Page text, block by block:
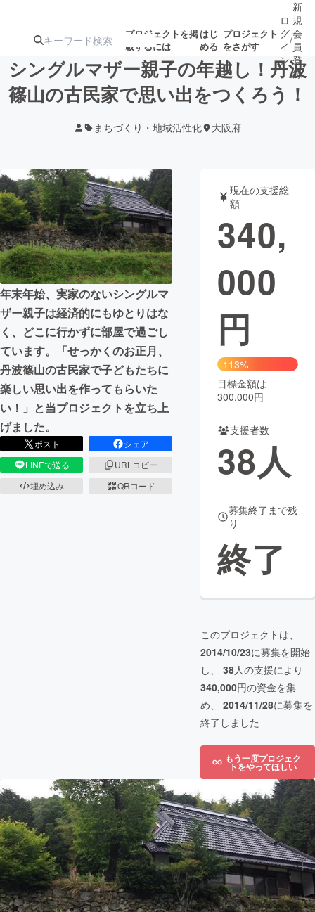
プロジェクトを掲
載するには
はじ
める
プロジェクト
をさがす
ターン
注目の新着プロ
ジェクト
募集終了が近いプ
ロジェクト
アート・写真 音楽
テクノロジー・ガジェット ゲーム・サ
映像・映画
ビジネス・起業
まちづくり・地域活性化
CAMPFIRE for Social Good
CAMPFIRE Creation
CAMPFIREふるさと納税 machi-ya コミュニティ
ロ
グ
イ
ン
/
新
規
会
員
登
録
シングルマザー親子の年越し！丹波
篠山の古民家で思い出をつくろう！
まちづくり・地域活性化 大阪府
年末年始、実家のないシングルマ
ザー親子は経済的にもゆとりはな
く、どこに行かずに部屋で過ごし
ています。「せっかくのお正月、
丹波篠山の古民家で子どもたちに
楽しい思い出を作ってもらいた
い！」と当プロジェクトを立ち上
げました。
ポスト
シェア
LINEで送る
URLコピー
埋め込み
QRコード
現在の支援総
額
340,
000
円
113%
目標金額は
300,000円
支援者数
38人
募集終了まで残
り
終了
このプロジェクトは、
2014/10/23に募集を開始
し、 38人の支援により
340,000円の資金を集
め、 2014/11/28に募集を
終了しました
もう一度プロジェク
トをやってほしい